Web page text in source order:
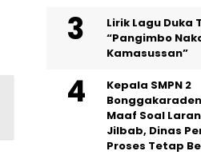
Lirik Lagu Duka
“Pangimbo
Kamasussan”
Kepala SMPN 2
Maaf Soal
Jilbab, Dinas
Proses Tetap